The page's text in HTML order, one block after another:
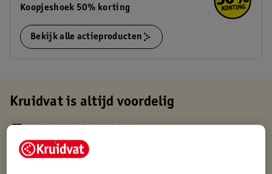
Koopjeshoek 50% korting
Bekijk alle actieproducten
Kruidvat is altijd voordelig
Op werkdagen voor 22:00 uur besteld, volgende dag in huis
Gratis thuisbezorgd vanaf 50.00